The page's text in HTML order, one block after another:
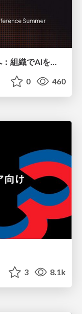
AI駆動開発は個人技からチーム戦へ：組織でAIを使いこなすための実践設計
0 460
3 8.1k